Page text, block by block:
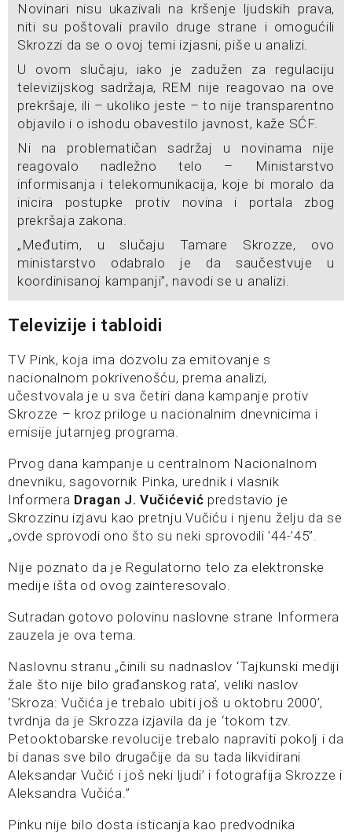
Novinari nisu ukazivali na kršenje ljudskih prava,
niti su poštovali pravilo druge strane i omogućili
Skrozzi da se o ovoj temi izjasni, piše u analizi.
U ovom slučaju, iako je zadužen za regulaciju
televizijskog sadržaja, REM nije reagovao na ove
prekršaje, ili – ukoliko jeste – to nije transparentno
objavilo i o ishodu obavestilo javnost, kaže SĆF.
Ni na problematičan sadržaj u novinama nije
reagovalo nadležno telo – Ministarstvo
informisanja i telekomunikacija, koje bi moralo da
inicira postupke protiv novina i portala zbog
prekršaja zakona.
„Međutim, u slučaju Tamare Skrozze, ovo
ministarstvo odabralo je da saučestvuje u
koordinisanoj kampanji”, navodi se u analizi.
Televizije i tabloidi
TV Pink, koja ima dozvolu za emitovanje s
nacionalnom pokrivenošću, prema analizi,
učestvovala je u sva četiri dana kampanje protiv
Skrozze – kroz priloge u nacionalnim dnevnicima i
emisije jutarnjeg programa.
Prvog dana kampanje u centralnom Nacionalnom
dnevniku, sagovornik Pinka, urednik i vlasnik
Informera Dragan J. Vučićević predstavio je
Skrozzinu izjavu kao pretnju Vučiću i njenu želju da se
„ovde sprovodi ono što su neki sprovodili ’44-’45”.
Nije poznato da je Regulatorno telo za elektronske
medije išta od ovog zainteresovalo.
Sutradan gotovo polovinu naslovne strane Informera
zauzela je ova tema.
Naslovnu stranu „činili su nadnaslov ‘Tajkunski mediji
žale što nije bilo građanskog rata’, veliki naslov
‘Skroza: Vučića je trebalo ubiti još u oktobru 2000’,
tvrdnja da je Skrozza izjavila da je ‘tokom tzv.
Petooktobarske revolucije trebalo napraviti pokolj i da
bi danas sve bilo drugačije da su tada likvidirani
Aleksandar Vučić i još neki ljudi’ i fotografija Skrozze i
Aleksandra Vučića.”
Pinku nije bilo dosta isticanja kao predvodnika